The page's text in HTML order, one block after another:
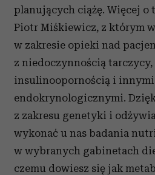
planujących ciążę. Więcej o
Piotr Miśkiewicz, z którym
w zakresie opieki nad
z niedoczynnością tarczycy,
insulinoopornością i
endokrynologicznymi.
z zakresu genetyki i
wykonać u nas badania
w wybranych gabinetach
czemu dowiesz się jak